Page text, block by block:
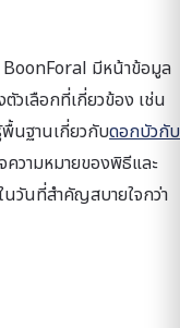
มีหน้าข้อมูล
วเลือกที่เกี่ยวข้อง เช่น
พื้นฐานเกี่ยวกับดอกบัวกับ
ความหมายของพิธีและ
นวันที่สำคัญสบายใจกว่า